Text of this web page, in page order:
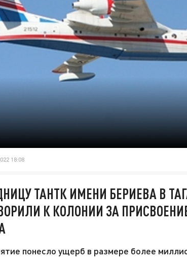
18:08
ТАНТК ИМЕНИ БЕРИЕВА В
К КОЛОНИИ ЗА
понесло ущерб в размере более